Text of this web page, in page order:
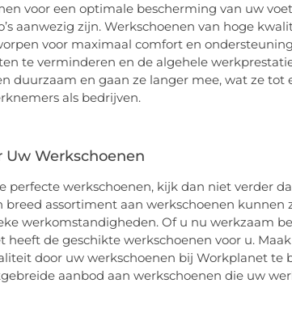
voor een optimale bescherming van uw
aanwezig zijn. Werkschoenen van hoge
voor maximaal comfort en
te verminderen en de algehele
duurzaam en gaan ze langer mee, wat ze
als bedrijven.
Uw Werkschoenen
perfecte werkschoenen, kijk dan niet verder
breed assortiment aan werkschoenen kunnen
werkomstandigheden. Of u nu werkzaam
heeft de geschikte werkschoenen voor u.
door uw werkschoenen bij Workplanet te
aanbod aan werkschoenen die uw